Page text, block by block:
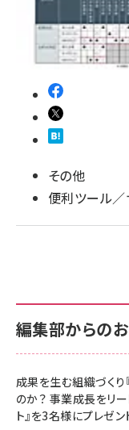
その他
便利ツール／
編集部からの
成果を生む組織づく
のか？ 事業成長をリ
ト』を3名様にプレゼン